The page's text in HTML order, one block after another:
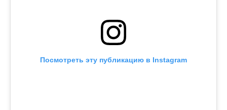
Посмотреть эту публикацию в Instagram